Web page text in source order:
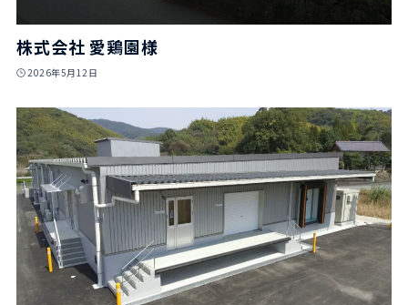
株式会社 愛鶏園様
2026年5月12日